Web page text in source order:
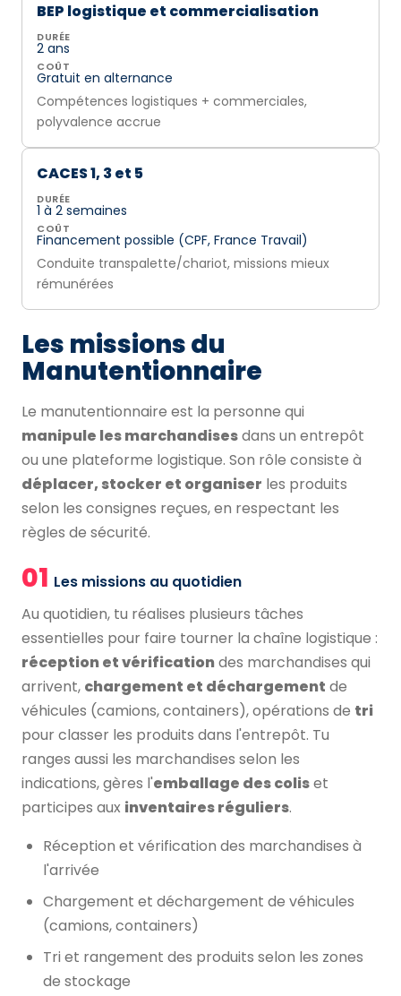
BEP logistique et commercialisation
DURÉE
2 ans
COÛT
Gratuit en alternance
Compétences logistiques + commerciales,
polyvalence accrue
CACES 1, 3 et 5
DURÉE
1 à 2 semaines
COÛT
Financement possible (CPF, France Travail)
Conduite transpalette/chariot, missions mieux
rémunérées
Les missions du
Manutentionnaire
Le manutentionnaire est la personne qui
manipule les marchandisesdans un entrepôt
ou une plateforme logistique. Son rôle consiste à
déplacer, stocker et organiser les produits
selon les consignes reçues, en respectant les
règles de sécurité.
01 Les missions au quotidien
Au quotidien, tu réalises plusieurs tâches
essentielles pour faire tourner la chaîne logistique :
réception et vérificationdes marchandises qui
arrivent, chargement et déchargement de
véhicules (camions, containers), opérations de tri
pour classer les produits dans l'entrepôt. Tu
ranges aussi les marchandises selon les
indications, gères l'emballage des coliset
participes aux inventaires réguliers.
Réception et vérification des marchandises à
l'arrivée
Chargement et déchargement de véhicules
(camions, containers)
Tri et rangement des produits selon les zones
de stockage